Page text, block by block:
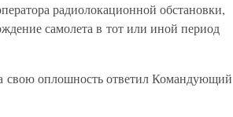
радиолокационной обстановки,
самолета в тот или иной период
свою оплошность ответил Командующий